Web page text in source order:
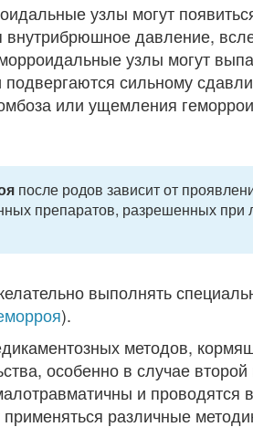
узлы могут
давление,
узлы могут
сильному
или ущемления
после родов зависит от
препаратов, разрешенных
выполнять
).
методов,
особенно в случае
и проводятся
различные